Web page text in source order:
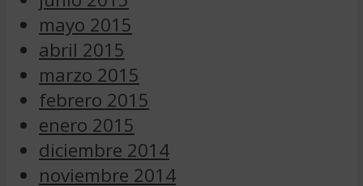
mayo 2015
abril 2015
marzo 2015
febrero 2015
enero 2015
diciembre 2014
noviembre 2014